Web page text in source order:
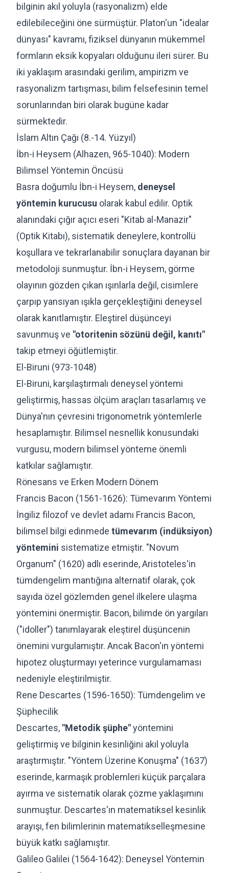
bilginin akıl yoluyla (rasyonalizm) elde
edilebileceğini öne sürmüştür. Platon'un "idealar
dünyası" kavramı, fiziksel dünyanın mükemmel
formların eksik kopyaları olduğunu ileri sürer. Bu
iki yaklaşım arasındaki gerilim, ampirizm ve
rasyonalizm tartışması, bilim felsefesinin temel
sorunlarından biri olarak bugüne kadar
sürmektedir.
İslam Altın Çağı (8.-14. Yüzyıl)
İbn-i Heysem (Alhazen, 965-1040): Modern
Bilimsel Yöntemin Öncüsü
Basra doğumlu İbn-i Heysem, deneysel
yöntemin kurucusu olarak kabul edilir. Optik
alanındaki çığır açıcı eseri "Kitab al-Manazir"
(Optik Kitabı), sistematik deneylere, kontrollü
koşullara ve tekrarlanabilir sonuçlara dayanan bir
metodoloji sunmuştur. İbn-i Heysem, görme
olayının gözden çıkan ışınlarla değil, cisimlere
çarpıp yansıyan ışıkla gerçekleştiğini deneysel
olarak kanıtlamıştır. Eleştirel düşünceyi
savunmuş ve "otoritenin sözünü değil, kanıtı"
takip etmeyi öğütlemiştir.
El-Biruni (973-1048)
El-Biruni, karşılaştırmalı deneysel yöntemi
geliştirmiş, hassas ölçüm araçları tasarlamış ve
Dünya'nın çevresini trigonometrik yöntemlerle
hesaplamıştır. Bilimsel nesnellik konusundaki
vurgusu, modern bilimsel yönteme önemli
katkılar sağlamıştır.
Rönesans ve Erken Modern Dönem
Francis Bacon (1561-1626): Tümevarım Yöntemi
İngiliz filozof ve devlet adamı Francis Bacon,
bilimsel bilgi edinmede tümevarım (indüksiyon)
yöntemini sistematize etmiştir. "Novum
Organum" (1620) adlı eserinde, Aristoteles'in
tümdengelim mantığına alternatif olarak, çok
sayıda özel gözlemden genel ilkelere ulaşma
yöntemini önermiştir. Bacon, bilimde ön yargıları
("idoller") tanımlayarak eleştirel düşüncenin
önemini vurgulamıştır. Ancak Bacon'ın yöntemi
hipotez oluşturmayı yeterince vurgulamaması
nedeniyle eleştirilmiştir.
Rene Descartes (1596-1650): Tümdengelim ve
Şüphecilik
Descartes, "Metodik şüphe"yöntemini
geliştirmiş ve bilginin kesinliğini akıl yoluyla
araştırmıştır. "Yöntem Üzerine Konuşma" (1637)
eserinde, karmaşık problemleri küçük parçalara
ayırma ve sistematik olarak çözme yaklaşımını
sunmuştur. Descartes'ın matematiksel kesinlik
arayışı, fen bilimlerinin matematikselleşmesine
büyük katkı sağlamıştır.
Galileo Galilei (1564-1642): Deneysel Yöntemin